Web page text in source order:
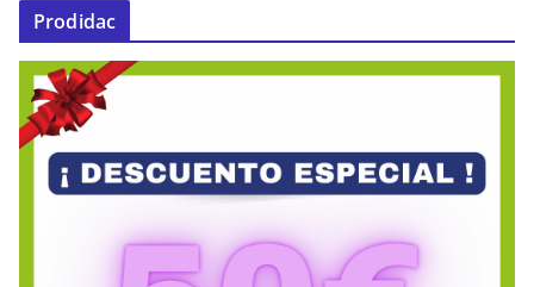
Prodidac